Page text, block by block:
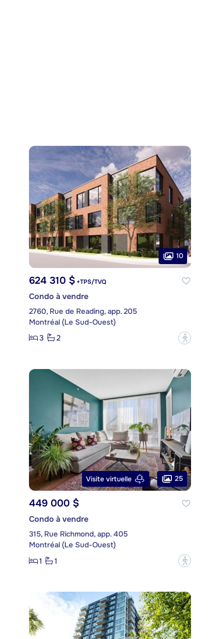
10
624 310 $ +TPS/TVQ
Condo à vendre
2760, Rue de Reading, app. 205
Montréal (Le Sud-Ouest)
3
2 ?
Visite virtuelle 25
449 000 $
Condo à vendre
315, Rue Richmond, app. 405
Montréal (Le Sud-Ouest)
1
1 ?